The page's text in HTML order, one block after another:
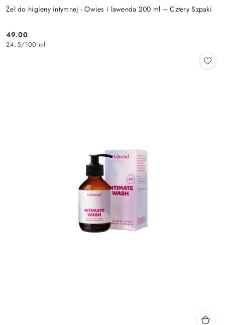
Żel do higieny intymnej - Owies i lawenda 200 ml – Cztery Szpaki
Cena:
49.00
24.5/100 ml